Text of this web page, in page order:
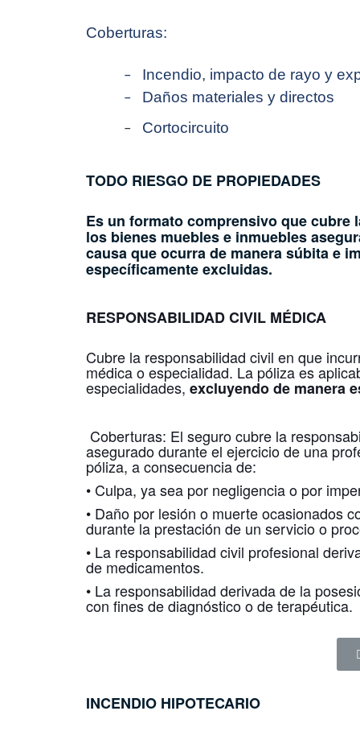
Coberturas:
– Incendio, impacto de rayo y
– Daños materiales y directos
– Cortocircuito
TODO RIESGO DE PROPIEDADES
Es un formato comprensivo que
los bienes muebles e inmuebles
causa que ocurra de manera súbita e
específicamente excluidas.
RESPONSABILIDAD CIVIL MÉDICA
Cubre la responsabilidad civil en que
médica o especialidad. La póliza es
especialidades, excluyendo de manera
Coberturas: El seguro cubre la
asegurado durante el ejercicio de una
póliza, a consecuencia de:
• Culpa, ya sea por negligencia o por
• Daño por lesión o muerte ocasionados
durante la prestación de un servicio o
• La responsabilidad civil profesional
de medicamentos.
• La responsabilidad derivada de la
con fines de diagnóstico o de terapéutica.
INCENDIO HIPOTECARIO